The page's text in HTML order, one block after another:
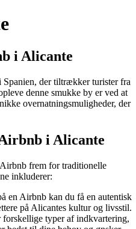
i Alicante
der tiltrækker turister fra
denne smukke by er ved at
overnatningsmuligheder, der
i Alicante
frem for traditionelle
inkluderer:
en Airbnb kan du få en autentisk
på Alicantes kultur og livsstil.
typer af indkvartering,